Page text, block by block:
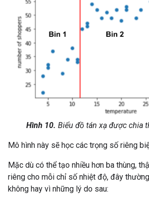
Hình 10. Biểu đồ tán xạ được chia
Mô hình này sẽ học các trọng số riêng
Mặc dù có thể tạo nhiều hơn ba thùng,
riêng cho mỗi chỉ số nhiệt độ, đây
không hay vì những lý do sau: